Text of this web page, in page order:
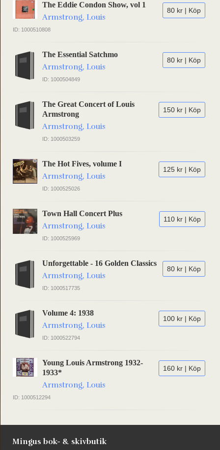
80 kr | Köp
The Eddie Condon Show, vol 1
Armstrong, Louis
ID: 1000510808
80 kr | Köp
The Essential Satchmo
Armstrong, Louis
ID: 1000504849
150 kr | Köp
The Great Concert of Louis
Armstrong
Armstrong, Louis
ID: 1000503259
125 kr | Köp
The Hot Fives, volume I
Armstrong, Louis
ID: 1000525026
110 kr | Köp
Town Hall Concert Plus
Armstrong, Louis
ID: 1000525969
80 kr | Köp
Unforgettable - 16 Golden Classics
Armstrong, Louis
ID: 1000517735
100 kr | Köp
Volume 4: 1938
Armstrong, Louis
ID: 1000522794
160 kr | Köp
Young Louis Armstrong 1932-
1933*
Armstrong, Louis
ID: 1000512294
Mingus bok- & skivbutik